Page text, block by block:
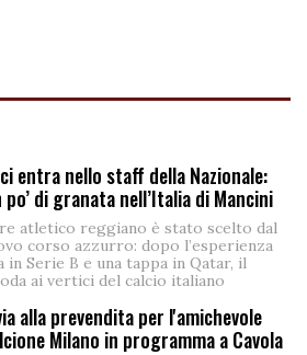
entra nello staff della Nazionale:
po’ di granata nell’Italia di Mancini
atletico reggiano è stato scelto dal
corso azzurro: dopo l’esperienza
in Serie B e una tappa in Qatar, il
ai vertici del calcio italiano
alla prevendita per l'amichevole
Milano in programma a Cavola